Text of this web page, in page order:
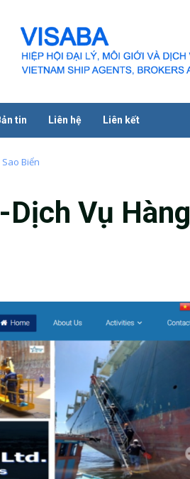
tin Liên hệ Liên kết
Biển
Dịch Vụ Hàng